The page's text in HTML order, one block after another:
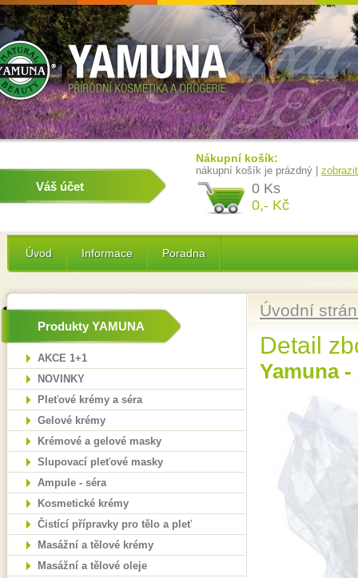
Váš účet
Nákupní košík:
nákupní košík je prázdný |
0 Ks
0,- Kč
Úvod Informace Poradna
Produkty YAMUNA
AKCE 1+1
NOVINKY
Pleťové krémy a séra
Gelové krémy
Krémové a gelové masky
Slupovací pleťové masky
Ampule - séra
Kosmetické krémy
Čistící přípravky pro tělo a pleť
Masážní a tělové krémy
Masážní a tělové oleje
Úvodní
Detail
Yamuna